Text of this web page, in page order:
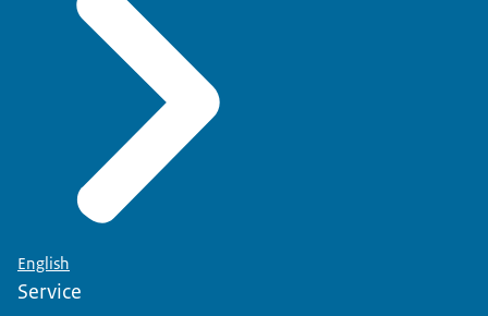
English
Service